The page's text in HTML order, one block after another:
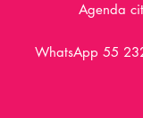
Agenda
WhatsApp 55